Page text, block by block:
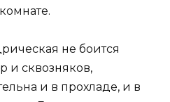
не боится
и сквозняков,
и в прохладе, и в